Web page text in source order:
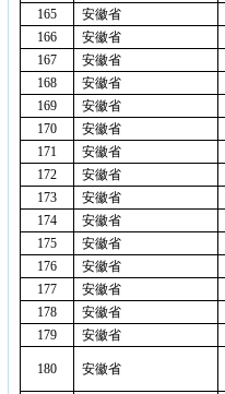
165
安徽省
166
安徽省
167
安徽省
168
安徽省
169
安徽省
170
安徽省
171
安徽省
172
安徽省
173
安徽省
174
安徽省
175
安徽省
176
安徽省
177
安徽省
178
安徽省
179
安徽省
180 安徽省